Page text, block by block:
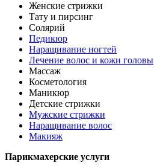
Женские стрижки
Тату и пирсинг
Солярий
Педикюр
Наращивание ногтей
Лечение волос и кожи головы
Массаж
Косметология
Маникюр
Детские стрижки
Мужские стрижки
Наращивание волос
Макияж
Парикмахерские услуги